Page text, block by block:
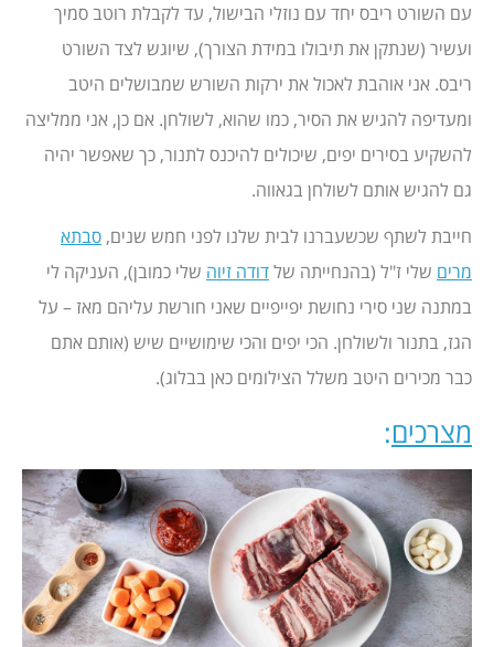
עם השורט ריבס יחד עם נוזלי הבישול, עד לקבלת רוטב סמיך
ועשיר (שנתקן את תיבולו במידת הצורך), שיוגש לצד השורט
ריבס. אני אוהבת לאכול את ירקות השורש שמבושלים היטב
ומעדיפה להגיש את הסיר, כמו שהוא, לשולחן. אם כן, אני ממליצה
להשקיע בסירים יפים, שיכולים להיכנס לתנור, כך שאפשר יהיה
גם להגיש אותם לשולחן בגאווה.
חייבת לשתף שכשעברנו לבית שלנו לפני חמש שנים, סבתא
מרים שלי ז"ל (בהנחייתה שלדודה זיוה שלי כמובן), העניקה לי
במתנה שני סירי נחושת יפייפיים שאני חורשת עליהם מאז – על
הגז, בתנור ולשולחן. הכי יפים והכי שימושיים שיש (אותם אתם
כבר מכירים היטב משלל הצילומים כאן בבלוג).
מצרכים: